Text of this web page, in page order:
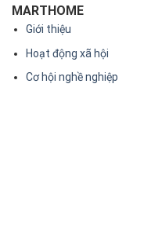
MARTHOME
Giới thiệu
Hoạt động xã hội
Cơ hội nghề nghiệp